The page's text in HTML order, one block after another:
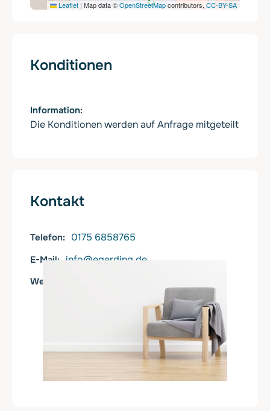
Leaflet | Map data ©OpenStreetMapcontributors, CC-BY-SA
Konditionen
Information
Die Konditionen werden auf Anfrage mitgeteilt
Kontakt
Telefon 0175 6858765
E-Mail info@egerding.de
Web